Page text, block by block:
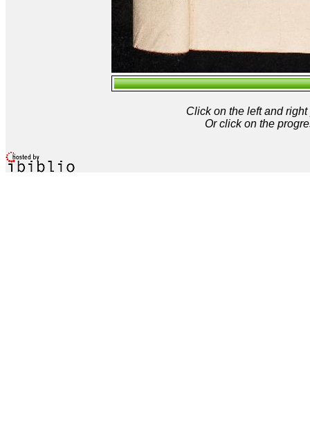
Click on the left and
Or click on the